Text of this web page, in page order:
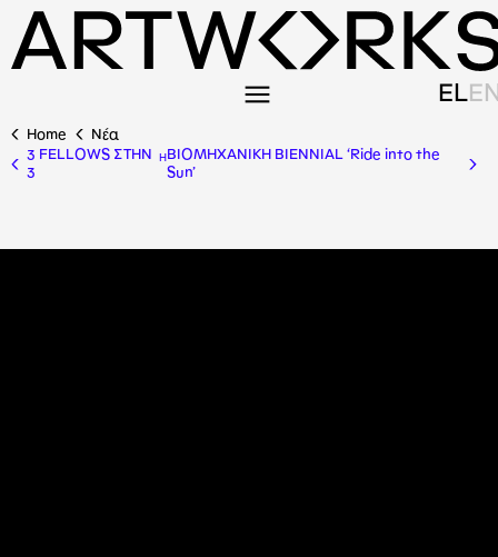
EL
Home
Nέα
3 FELLOWS ΣΤΗΝ
3
ΗBIOMHXANIKH BIENNIAL ‘Ride into the
Sun’